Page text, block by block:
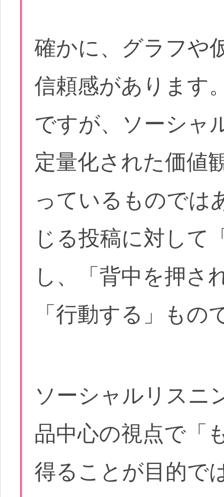
確かに、グラフや
信頼感があります
ですが、ソーシャ
定量化された価値
っているものでは
じる投稿に対して
し、「背中を押さ
「行動する」もの
ソーシャルリスニ
品中心の視点で「
得ることが目的で